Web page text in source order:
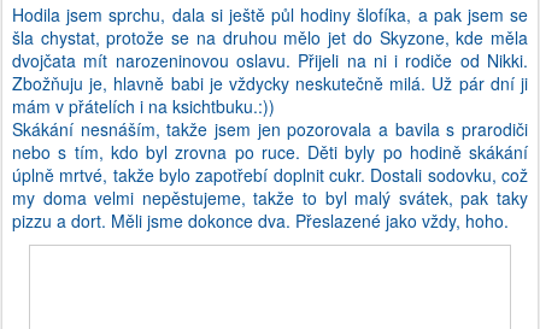
Hodila jsem sprchu, dala si ještě půl hodiny šlofíka, a pak jsem se
šla chystat, protože se na druhou mělo jet do Skyzone, kde měla
dvojčata mít narozeninovou oslavu. Přijeli na ni i rodiče od Nikki.
Zbožňuju je, hlavně babi je vždycky neskutečně milá. Už pár dní ji
mám v přátelích i na ksichtbuku.:))
Skákání nesnáším, takže jsem jen pozorovala a bavila s prarodiči
nebo s tím, kdo byl zrovna po ruce. Děti byly po hodině skákání
úplně mrtvé, takže bylo zapotřebí doplnit cukr. Dostali sodovku, což
my doma velmi nepěstujeme, takže to byl malý svátek, pak taky
pizzu a dort. Měli jsme dokonce dva. Přeslazené jako vždy, hoho.